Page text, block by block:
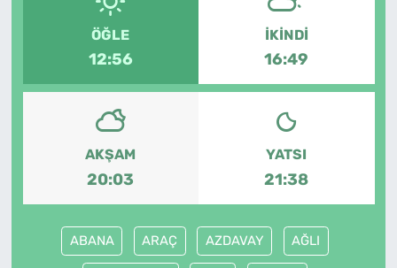
ÖĞLE
12:56
İKINDI
16:49
AKŞAM
20:03
YATSI
21:38
ABANA ARAÇ AZDAVAY AĞLI